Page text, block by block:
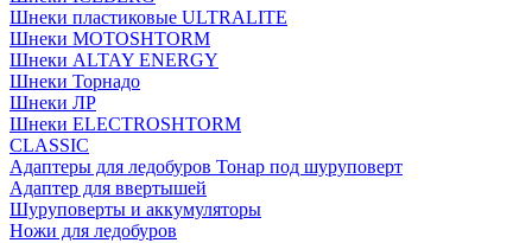
Шнеки пластиковые ULTRALITE
Шнеки MOTOSHTORM
Шнеки ALTAY ENERGY
Шнеки Торнадо
Шнеки ЛР
Шнеки ELECTROSHTORM
CLASSIC
Адаптеры для ледобуров Тонар под шуруповерт
Адаптер для ввертышей
Шуруповерты и аккумуляторы
Ножи для ледобуров